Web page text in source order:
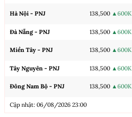
Hà Nội - PNJ 138,500 ▲600K
Đà Nẵng - PNJ 138,500 ▲600K
Miền Tây - PNJ 138,500 ▲600K
Tây Nguyên - PNJ 138,500 ▲600K
Đông Nam Bộ - PNJ 138,500 ▲600K
Cập nhật: 06/08/2026 23:00